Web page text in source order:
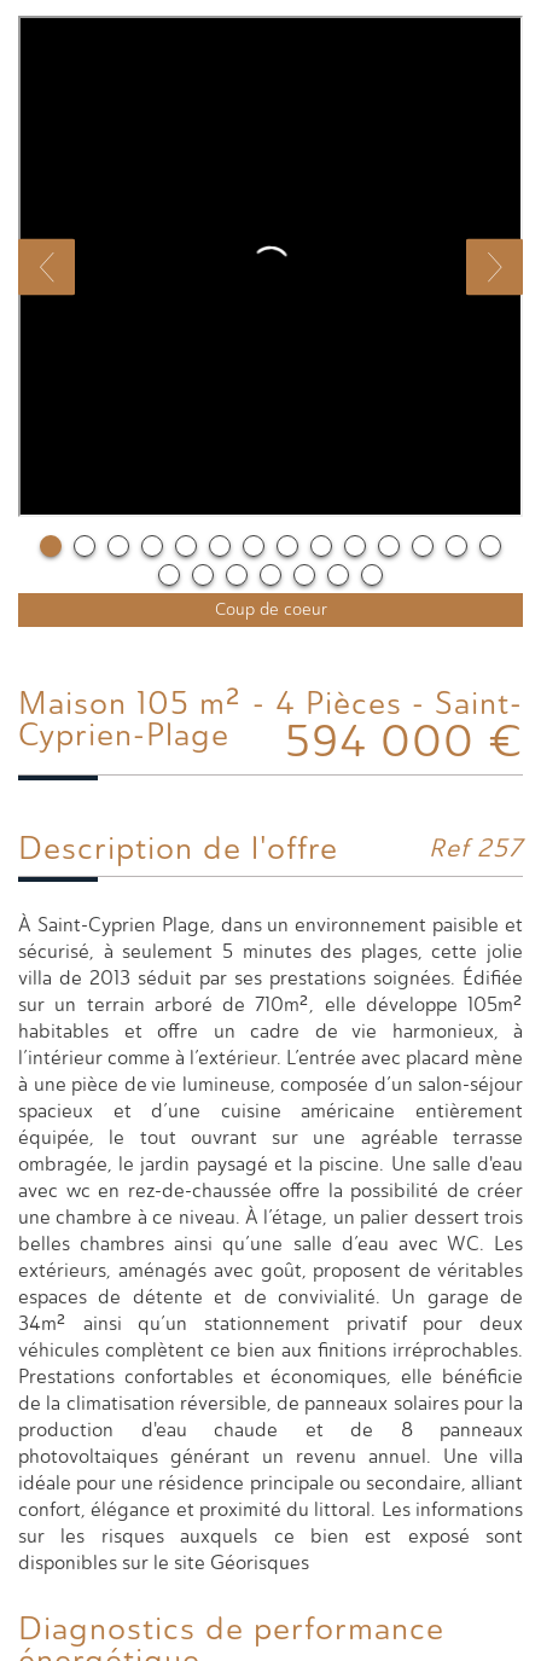
Coup de coeur
Maison 105 m² - 4 Pièces - Saint-
Cyprien-Plage
594 000 €
Description de l'offre Ref 257
À Saint-Cyprien Plage, dans un environnement paisible et
sécurisé, à seulement 5 minutes des plages, cette jolie
villa de 2013 séduit par ses prestations soignées. Édifiée
sur un terrain arboré de 710m², elle développe 105m²
habitables et offre un cadre de vie harmonieux, à
l’intérieur comme à l’extérieur. L’entrée avec placard mène
à une pièce de vie lumineuse, composée d’un salon-séjour
spacieux et d’une cuisine américaine entièrement
équipée, le tout ouvrant sur une agréable terrasse
ombragée, le jardin paysagé et la piscine. Une salle d'eau
avec wc en rez-de-chaussée offre la possibilité de créer
une chambre à ce niveau. À l’étage, un palier dessert trois
belles chambres ainsi qu’une salle d’eau avec WC. Les
extérieurs, aménagés avec goût, proposent de véritables
espaces de détente et de convivialité. Un garage de
34m² ainsi qu’un stationnement privatif pour deux
véhicules complètent ce bien aux finitions irréprochables.
Prestations confortables et économiques, elle bénéficie
de la climatisation réversible, de panneaux solaires pour la
production d'eau chaude et de 8 panneaux
photovoltaiques générant un revenu annuel. Une villa
idéale pour une résidence principale ou secondaire, alliant
confort, élégance et proximité du littoral. Les informations
sur les risques auxquels ce bien est exposé sont
disponibles sur le site Géorisques
Diagnostics de performance